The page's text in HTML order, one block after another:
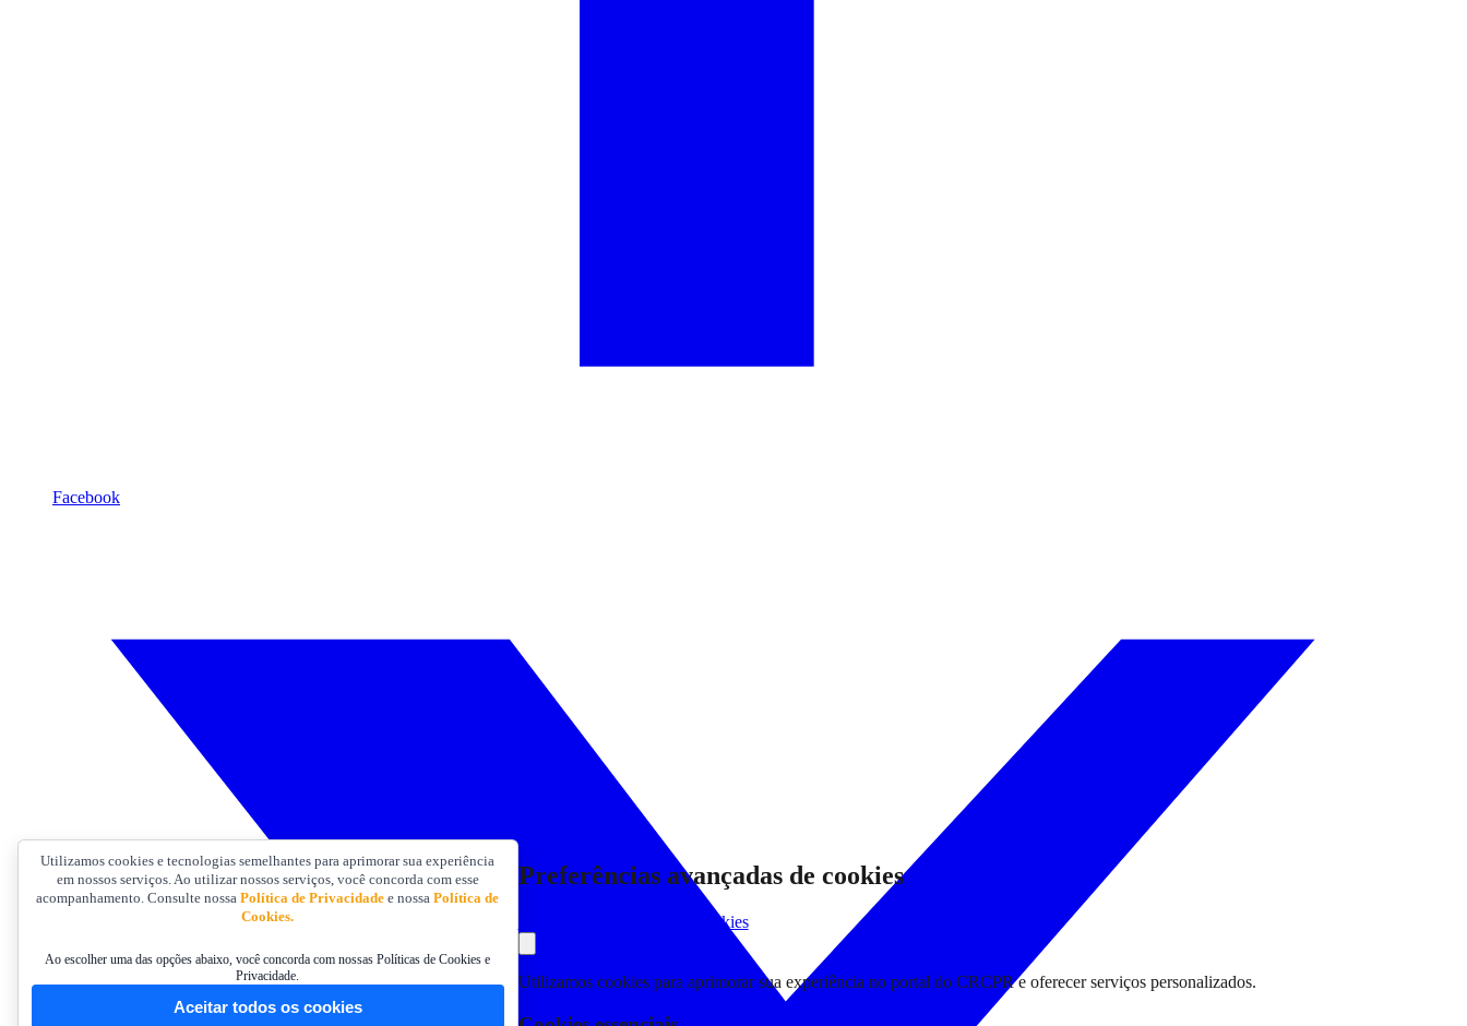
Facebook
Utilizamos cookies e tecnologias semelhantes para aprimorar sua experiência
em nossos serviços. Ao utilizar nossos serviços, você concorda com esse
acompanhamento. Consulte nossaPolítica de Privacidade e nossaPolítica de
Cookies.
Ao escolher uma das opções abaixo, você concorda com nossas Políticas de Cookies e
Privacidade.
Aceitar todos os cookies
Preferências avançadas de cookies
Consultar Declaração de Cookies
Utilizamos cookies para aprimorar sua experiência no portal do CRCPR e oferecer serviços personalizados.